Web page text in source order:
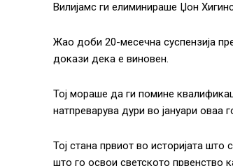
Вилијамс ги елиминираше Џон
Жао доби 20-месечна суспензија
докази дека е виновен.
Тој мораше да ги помине
натпреварува дури во јануари оваа
Тој стана првиот во историјата
што го освои светското првенство